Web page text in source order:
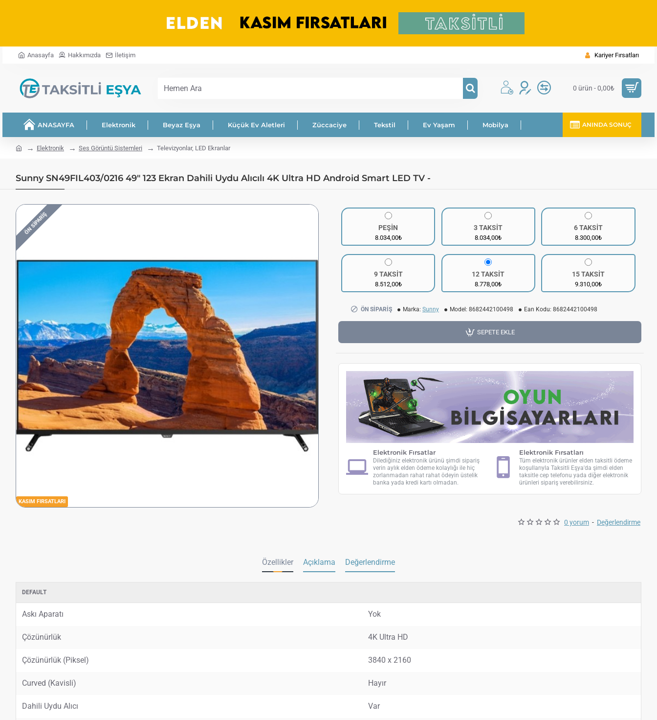
Anasayfa Hakkımızda İletişim Kariyer Fırsatları
Hemen
0 ürün - 0,00₺
ANASAYFA Elektronik Beyaz Eşya Küçük Ev Aletleri Züccaciye Tekstil Ev Yaşam Mobilya ANINDA SONUÇ
home Elektronik Ses Görüntü Sistemleri Televizyonlar, LED Ekranlar
Sunny SN49FIL403/0216 49" 123 Ekran Dahili Uydu Alıcılı 4K Ultra HD Android Smart LED TV -
KASIM FIRSATLARI
ÖN SIPARIŞ
0 yorum - Değerlendirme
PEŞİN
8.034,00₺
3 TAKSİT
8.034,00₺
6 TAKSİT
8.300,00₺
9 TAKSİT
8.512,00₺
12 TAKSİT
8.778,00₺
15 TAKSİT
9.310,00₺
ÖN SIPARIŞ Marka: Sunny Model: 8682442100498 Ean Kodu: 8682442100498
SEPETE EKLE
Elektronik Fırsatlar
Dilediğiniz elektronik ürünü şimdi sipariş
verin aylık elden ödeme kolaylığı ile hiç
zorlanmadan rahat rahat ödeyin üstelik
banka yada kredi kartı olmadan.
Elektronik Fırsatları
Tüm elektronik ürünler elden taksitli ödeme
koşullarıyla Taksitli Eşya'da şimdi elden
taksitle cep telefonu yada diğer elektronik
ürünleri sipariş verebilirsiniz.
Özellikler Açıklama Değerlendirme
DEFAULT
Askı Aparatı Yok
Çözünürlük 4K Ultra HD
Çözünürlük (Piksel) 3840 x 2160
Curved (Kavisli) Hayır
Dahili Uydu Alıcı Var